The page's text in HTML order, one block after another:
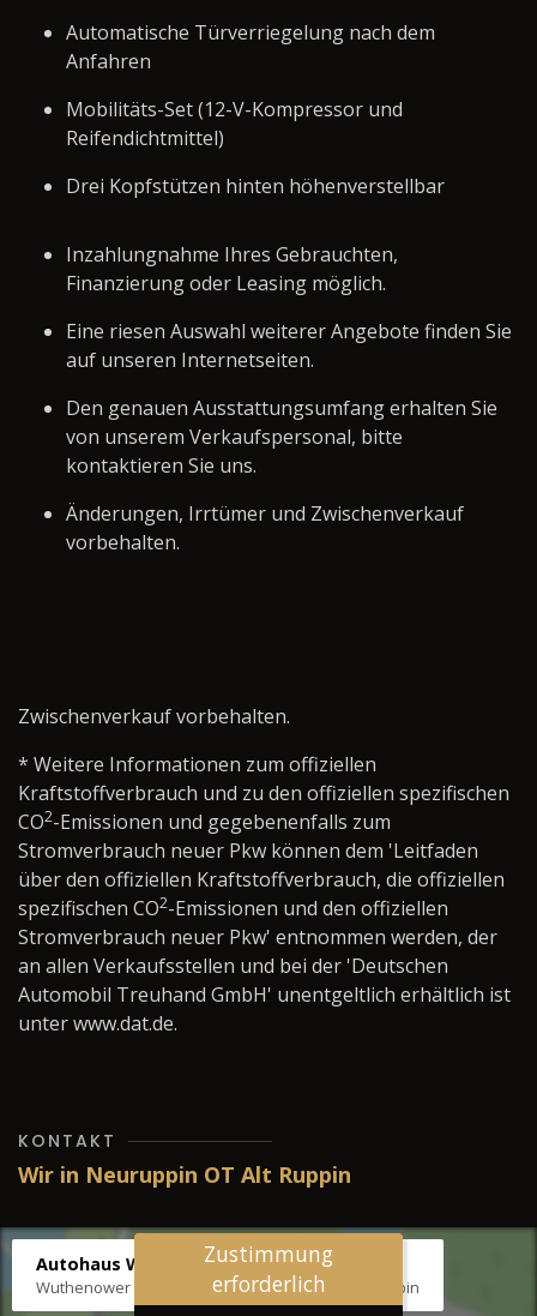
Automatische Türverriegelung nach dem
Anfahren
Mobilitäts-Set (12-V-Kompressor und
Reifendichtmittel)
Drei Kopfstützen hinten höhenverstellbar
Inzahlungnahme Ihres Gebrauchten,
Finanzierung oder Leasing möglich.
Eine riesen Auswahl weiterer Angebote finden Sie
auf unseren Internetseiten.
Den genauen Ausstattungsumfang erhalten Sie
von unserem Verkaufspersonal, bitte
kontaktieren Sie uns.
Änderungen, Irrtümer und Zwischenverkauf
vorbehalten.
Zwischenverkauf vorbehalten.
* Weitere Informationen zum offiziellen
Kraftstoffverbrauch und zu den offiziellen spezifischen
CO2-Emissionen und gegebenenfalls zum
Stromverbrauch neuer Pkw können dem 'Leitfaden
über den offiziellen Kraftstoffverbrauch, die offiziellen
spezifischen CO2-Emissionen und den offiziellen
Stromverbrauch neuer Pkw' entnommen werden, der
an allen Verkaufsstellen und bei der 'Deutschen
Automobil Treuhand GmbH' unentgeltlich erhältlich ist
unter www.dat.de.
KONTAKT
Wir in Neuruppin OT Alt Ruppin
Autohaus Wernicke
Wuthenower Str. 12b, 16827 Neuruppin OT Alt Ruppin
Zustimmung
erforderlich